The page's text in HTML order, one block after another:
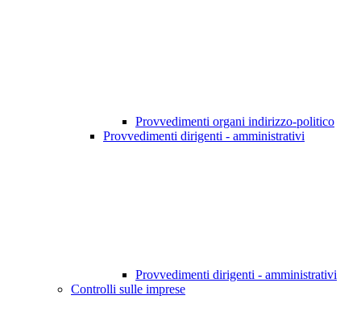
Provvedimenti organi indirizzo-politico
Provvedimenti dirigenti - amministrativi
Provvedimenti dirigenti - amministrativi
Controlli sulle imprese